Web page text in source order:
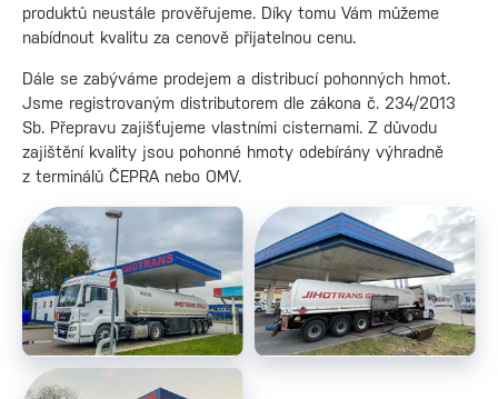
produktů neustále prověřujeme. Díky tomu Vám můžeme
nabídnout kvalitu za cenově přijatelnou cenu.
Dále se zabýváme prodejem a distribucí pohonných hmot.
Jsme registrovaným distributorem dle zákona č. 234/2013
Sb. Přepravu zajišťujeme vlastními cisternami. Z důvodu
zajištění kvality jsou pohonné hmoty odebírány výhradně
z terminálů ČEPRA nebo OMV.